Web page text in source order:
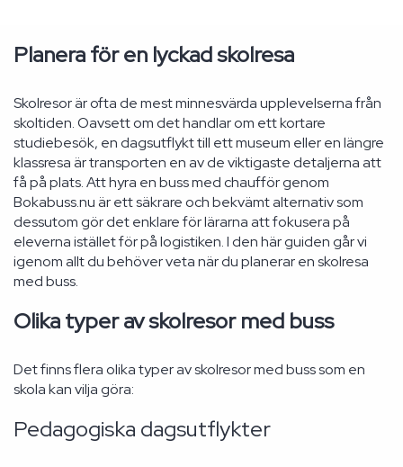
Planera för en lyckad skolresa
Skolresor är ofta de mest minnesvärda upplevelserna från
skoltiden. Oavsett om det handlar om ett kortare
studiebesök, en dagsutflykt till ett museum eller en längre
klassresa är transporten en av de viktigaste detaljerna att
få på plats. Att hyra en buss med chaufför genom
Bokabuss.nu är ett säkrare och bekvämt alternativ som
dessutom gör det enklare för lärarna att fokusera på
eleverna istället för på logistiken. I den här guiden går vi
igenom allt du behöver veta när du planerar en skolresa
med buss.
Olika typer av skolresor med buss
Det finns flera olika typer av skolresor med buss som en
skola kan vilja göra:
Pedagogiska dagsutflykter